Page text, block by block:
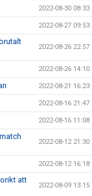
2022-08-30 08:33
2022-08-27 09:53
2022-08-26 22:57
2022-08-26 14:10
2022-08-21 16:23
2022-08-16 21:47
2022-08-16 11:08
2022-08-12 21:30
2022-08-12 16:18
att
2022-08-09 13:15